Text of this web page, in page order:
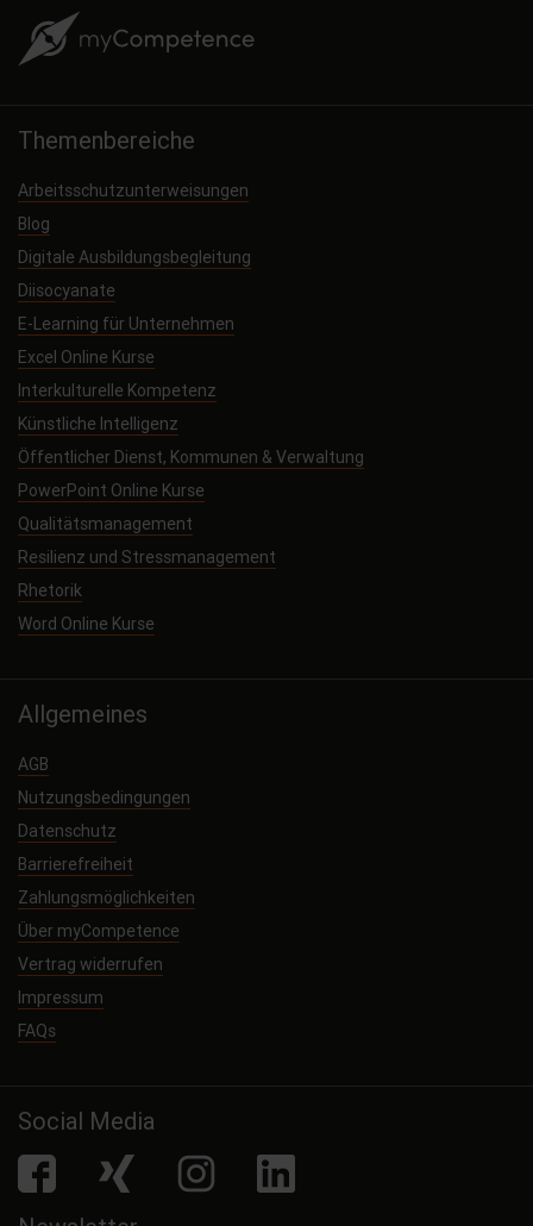
Themenbereiche
Arbeitsschutzunterweisungen
Blog
Digitale Ausbildungsbegleitung
Diisocyanate
E-Learning für Unternehmen
Excel Online Kurse
Interkulturelle Kompetenz
Künstliche Intelligenz
Öffentlicher Dienst, Kommunen & Verwaltung
PowerPoint Online Kurse
Qualitätsmanagement
Resilienz und Stressmanagement
Rhetorik
Word Online Kurse
Allgemeines
AGB
Nutzungsbedingungen
Datenschutz
Barrierefreiheit
Zahlungsmöglichkeiten
Über myCompetence
Vertrag widerrufen
Impressum
FAQs
Social Media
facebook Xing Instagram LinkedIn